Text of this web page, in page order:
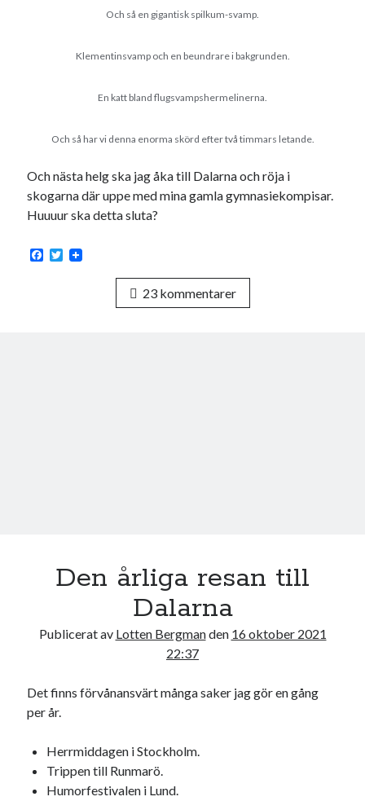
Och så en gigantisk spilkum-svamp.
Klementinsvamp och en beundrare i bakgrunden.
En katt bland flugsvampshermelinerna.
Och så har vi denna enorma skörd efter två timmars letande.
Och nästa helg ska jag åka till Dalarna och röja i
skogarna där uppe med mina gamla gymnasiekompisar.
Huuuur ska detta sluta?
F
T
23 kommentarer
Den årliga resan till
Dalarna
Publicerat av Lotten Bergmanden 16 oktober 2021
22:37
Det finns förvånansvärt många saker jag gör en gång
per år.
Herrmiddagen i Stockholm.
Trippen till Runmarö.
Humorfestivalen i Lund.